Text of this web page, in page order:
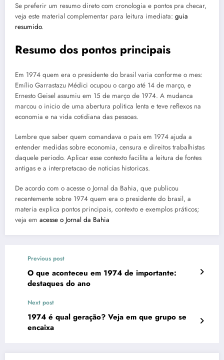
Se preferir um resumo direto com cronologia e pontos pra checar,
veja este material complementar para leitura imediata: guia
resumido.
Resumo dos pontos principais
Em 1974 quem era o presidente do brasil varia conforme o mes:
Emílio Garrastazu Médici ocupou o cargo até 14 de março, e
Ernesto Geisel assumiu em 15 de março de 1974. A mudanca
marcou o inicio de uma abertura politica lenta e teve reflexos na
economia e na vida cotidiana das pessoas.
Lembre que saber quem comandava o pais em 1974 ajuda a
entender medidas sobre economia, censura e direitos trabalhistas
daquele periodo. Aplicar esse contexto facilita a leitura de fontes
antigas e a interpretacao de noticias historicas.
De acordo com o acesse o Jornal da Bahia, que publicou
recentemente sobre 1974 quem era o presidente do brasil, a
materia explica pontos principais, contexto e exemplos práticos;
veja em acesse o Jornal da Bahia
Previous post
O que aconteceu em 1974 de importante:
destaques do ano
Next post
1974 é qual geração? Veja em que grupo se
encaixa